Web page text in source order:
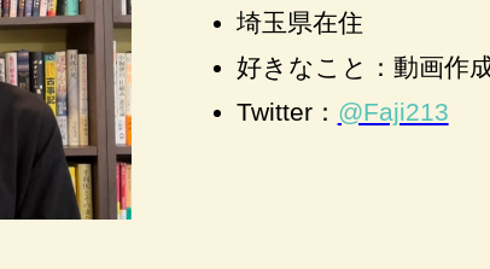
埼玉県在住
好きなこと：動画作
Twitter： @Faji213